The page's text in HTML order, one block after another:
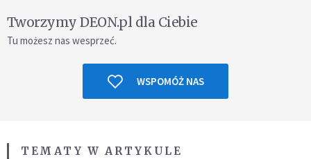
Tworzymy DEON.pl dla Ciebie
Tu możesz nas wesprzeć.
WSPOMÓŻ NAS
TEMATY W ARTYKULE